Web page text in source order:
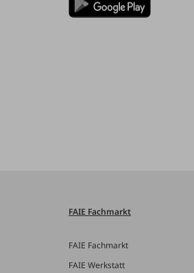
FAIE Fachmarkt
FAIE Fachmarkt
FAIE Werkstatt